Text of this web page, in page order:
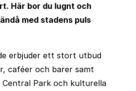
Här bor du lugnt och
med stadens puls
erbjuder ett stort utbud
caféer och barer samt
Park och kulturella